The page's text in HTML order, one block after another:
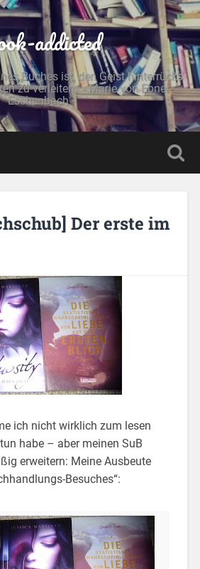
addicted
Buches ist, den Geist hinterrücks
zu verleiten." - Marie von Ebner-
Eschenbach -
Der erste im
ich nicht wirklich zum lesen
habe – aber meinen SuB
erweitern: Meine Ausbeute
Besuches“: